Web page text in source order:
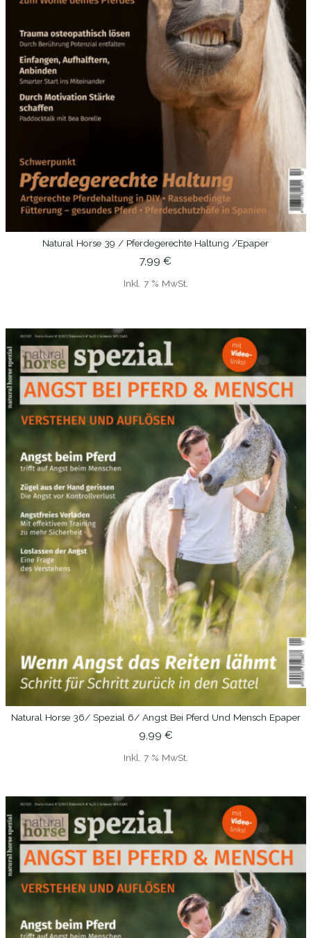
IN DEN WARENKORB
Natural Horse 39 / Pferdegerechte Haltung /epaper
7,99 €
Inkl. 7 % MwSt.
IN DEN WARENKORB
Natural Horse 36/ Spezial 6/ Angst Bei Pferd Und Mensch Epaper
9,99 €
Inkl. 7 % MwSt.